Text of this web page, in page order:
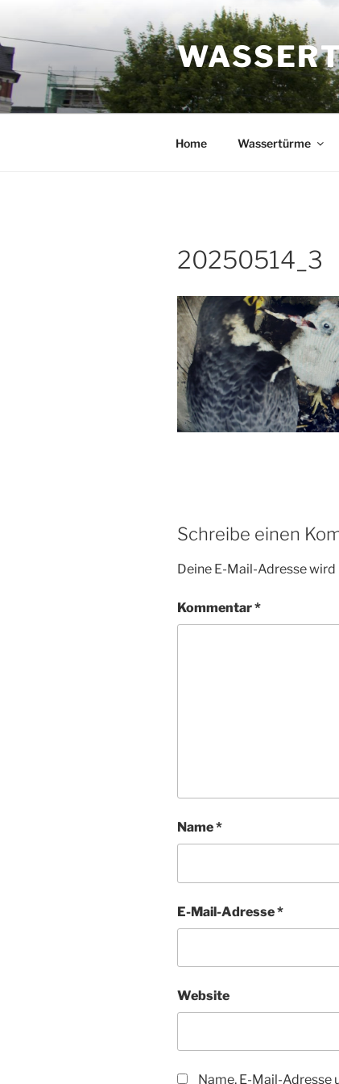
springen
Home Wassertürme
20250514_3
Schreibe einen
Deine E-Mail-Adresse
Kommentar*
Name*
E-Mail-Adresse*
Website
Name, E-Mail-Adresse